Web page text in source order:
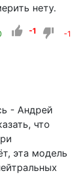
нету.
-1 -1
- Андрей
что
эта модель